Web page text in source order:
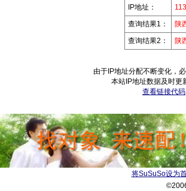
IP地址：
查询结果1：
陕
查询结果2：
陕
由于IP地址分配不断变化，
本站IP地址数据及时更
查看链接代码
将SuSuSo设为